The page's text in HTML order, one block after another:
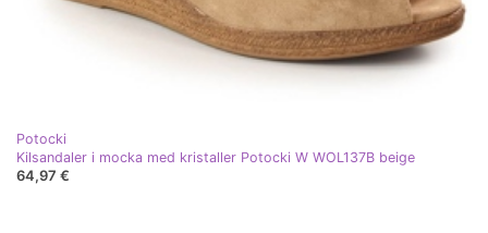
Potocki
Kilsandaler i mocka med kristaller Potocki W WOL137B beige
64,97 €